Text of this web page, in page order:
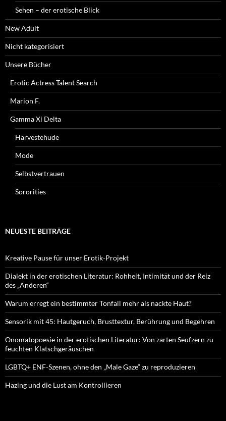
Sehen – der erotische Blick
New Adult
Nicht kategorisiert
Unsere Bücher
Erotic Actress Talent Search
Marion F.
Gamma Xi Delta
Harvestehude
Mode
Selbstvertrauen
Sororities
NEUESTE BEITRÄGE
Kreative Pause für unser Erotik-Projekt
Dialekt in der erotischen Literatur: Rohheit, Intimität und der Reiz
des „Anderen“
Warum erregt ein bestimmter Tonfall mehr als nackte Haut?
Sensorik mit 45: Hautgeruch, Brusttextur, Berührung und Begehren
Onomatopoesie in der erotischen Literatur: Von zarten Seufzern zu
feuchten Klatschgeräuschen
LGBTQ+ ENF-Szenen, ohne den „Male Gaze“ zu reproduzieren
Hazing und die Lust am Kontrollieren